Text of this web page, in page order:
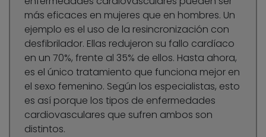
más eficaces en mujeres que en hombres. Un
ejemplo es el uso de la resincronización con
desfibrilador. Ellas redujeron su fallo cardíaco
en un 70%, frente al 35% de ellos. Hasta ahora,
es el único tratamiento que funciona mejor en
el sexo femenino. Según los especialistas, esto
es así porque los tipos de enfermedades
cardiovasculares que sufren ambos son
distintos.